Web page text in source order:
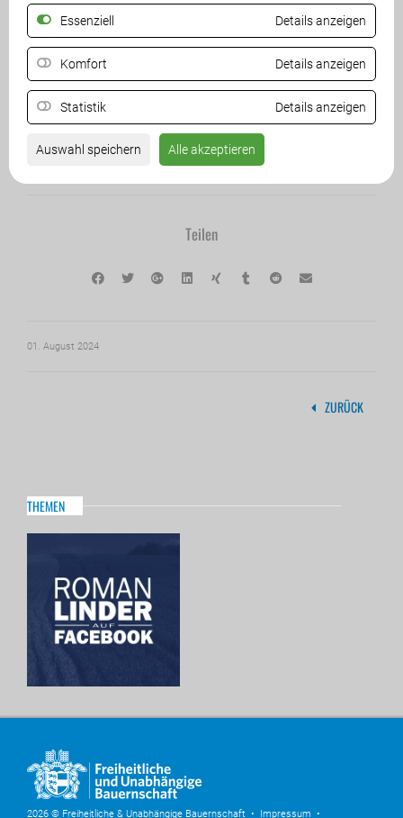
Essenziell Details anzeigen
Komfort Details anzeigen
Statistik Details anzeigen
Auswahl speichern Alle akzeptieren
Weitere Infos auch auf
Teilen
01. August 2024
ZURÜCK
THEMEN
2026 © Freiheitliche & Unabhängige Bauernschaft • Impressum •